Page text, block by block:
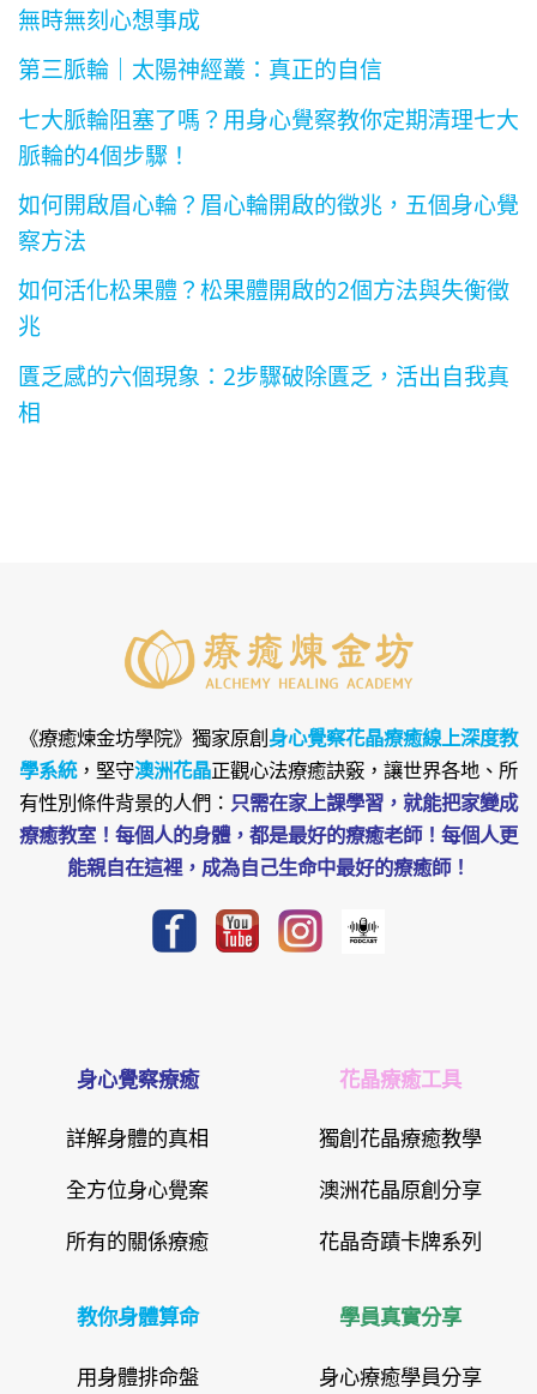
無時無刻心想事成
第三脈輪｜太陽神經叢：真正的自信
七大脈輪阻塞了嗎？用身心覺察教你定期清理七大
脈輪的4個步驟！
如何開啟眉心輪？眉心輪開啟的徵兆，五個身心覺
察方法
如何活化松果體？松果體開啟的2個方法與失衡徵
兆
匱乏感的六個現象：2步驟破除匱乏，活出自我真
相
《療癒煉金坊學院》 獨家原創身心覺察花晶療癒線上深度教
學系統，堅守澳洲花晶正觀心法療癒訣竅，讓世界各地、所
有性別條件背景的人們： 只需在家上課學習，就能把家變成
療癒教室！每個人的身體，都是最好的療癒老師！每個人更
能親自在這裡，成為自己生命中最好的療癒師！
身心覺察療癒
詳解身體的真相
全方位身心覺案
所有的關係療癒
花晶療癒工具
獨創花晶療癒教學
澳洲花晶原創分享
花晶奇蹟卡牌系列
教你身體算命
用身體排命盤
學員真實分享
身心療癒學員分享